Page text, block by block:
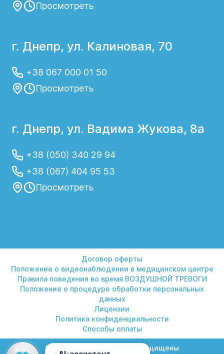
Просмотреть
г. Днепр, ул. Калиновая, 70
+38 067 000 01 50
Просмотреть
г. Днепр, ул. Вадима Жукова, 8а
+38 (050) 340 29 94
+38 (067) 404 95 53
Просмотреть
Договор оферты
Положение о видеонаблюдении в медицинском центре
Правила поведения во время ВОЗДУШНОЙ ТРЕВОГИ
Положение о процедуре обработки персональных
данных
Лицензии
Политика конфиденциальности
Способы оплаты
© 2026 Гелиос. Все права защищены